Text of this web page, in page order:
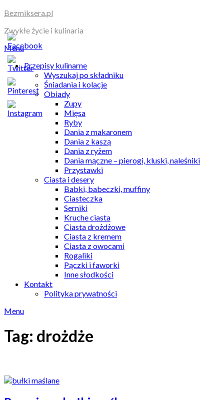
Skip
content
Bezmiksera.pl
Zwykłe życie i kulinaria
Menu
Przepisy kulinarne
Wyszukaj po składniku
Śniadania i kolacje
Obiady
Zupy
Mięsa
Ryby
Dania z makaronem
Dania z kaszą
Dania z ryżem
Dania mączne – pierogi, kluski, naleśniki
Przystawki
Ciasta i desery
Babki, babeczki, muffiny
Ciasteczka
Serniki
Kruche ciasta
Ciasta drożdżowe
Ciasta z kremem
Ciasta z owocami
Rogaliki
Pączki i faworki
Inne słodkości
Kontakt
Polityka prywatności
Menu
Tag: drożdże